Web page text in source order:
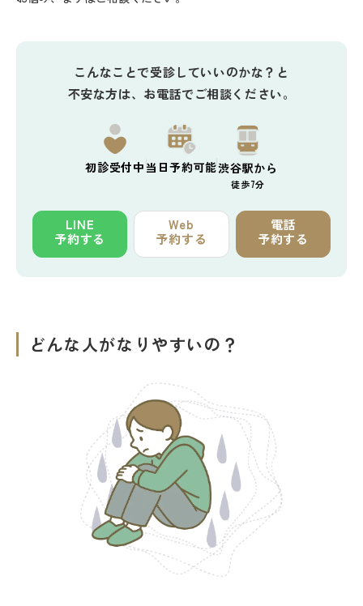
初診受付中当日予約可能渋谷駅から
徒歩7分
LINE
予約する
Web
予約する
電話
予約する
こんなことで受診していいのかな？と
不安な方は、お電話でご相談ください。
どんな人がなりやすいの？